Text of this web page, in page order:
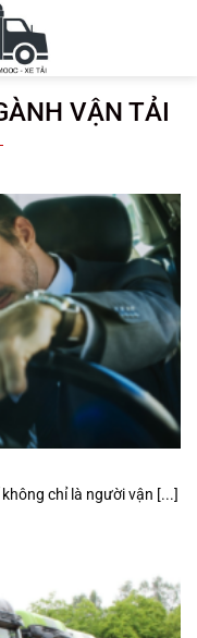
VẬN TẢI
chỉ là người vận [...]